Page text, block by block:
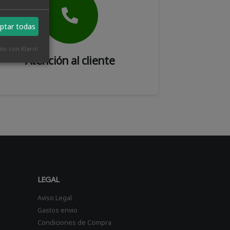
Atención al cliente
LEGAL
Aviso Legal
Gastos envio
Condiciones de Compra
todas
con Klaro!